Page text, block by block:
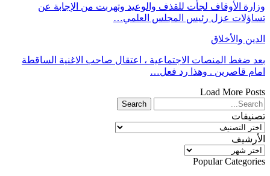
وزارة الأوقاف لجأت للقذف والوعيد وتهربت من الإجابة عن
تساؤلات عزل رئيس المجلس العلمي…
الدين والأخلاق
بعد ضغط المنصات الاجتماعية ، اعتقال صاحب الاغنية الساقطة
امام قاصرين . وهذا رد فعل…
Load More Posts
تصنيفات
تصنيفات
الأرشيف
الأرشيف
Popular Categories